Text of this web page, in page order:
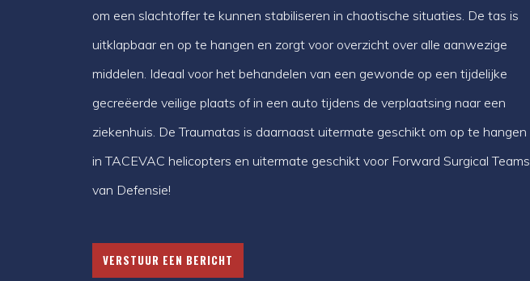
om een slachtoffer te kunnen stabiliseren in chaotische situaties. De tas is
uitklapbaar en op te hangen en zorgt voor overzicht over alle aanwezige
middelen. Ideaal voor het behandelen van een gewonde op een tijdelijke
gecreëerde veilige plaats of in een auto tijdens de verplaatsing naar een
ziekenhuis. De Traumatas is daarnaast uitermate geschikt om op te hangen
in TACEVAC helicopters en uitermate geschikt voor Forward Surgical Teams
van Defensie!
VERSTUUR EEN BERICHT